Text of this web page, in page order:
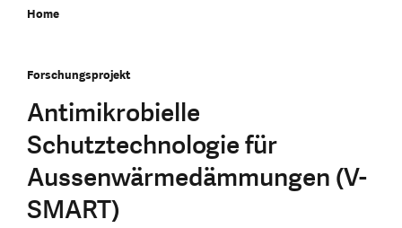
Home
Forschungsprojekt
Antimikrobielle
Schutztechnologie für
Aussenwärmedämmungen (V-
SMART)